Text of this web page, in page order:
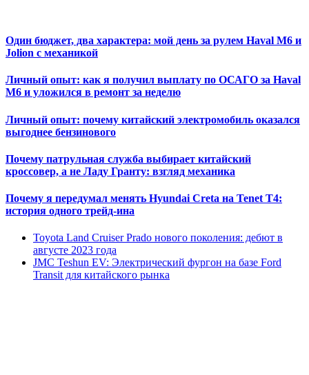
Один бюджет, два характера: мой день за рулем Haval M6 и
Jolion с механикой
Личный опыт: как я получил выплату по ОСАГО за Haval
M6 и уложился в ремонт за неделю
Личный опыт: почему китайский электромобиль оказался
выгоднее бензинового
Почему патрульная служба выбирает китайский
кроссовер, а не Ладу Гранту: взгляд механика
Почему я передумал менять Hyundai Creta на Tenet T4:
история одного трейд-ина
Toyota Land Cruiser Prado нового поколения: дебют в
августе 2023 года
JMC Teshun EV: Электрический фургон на базе Ford
Transit для китайского рынка